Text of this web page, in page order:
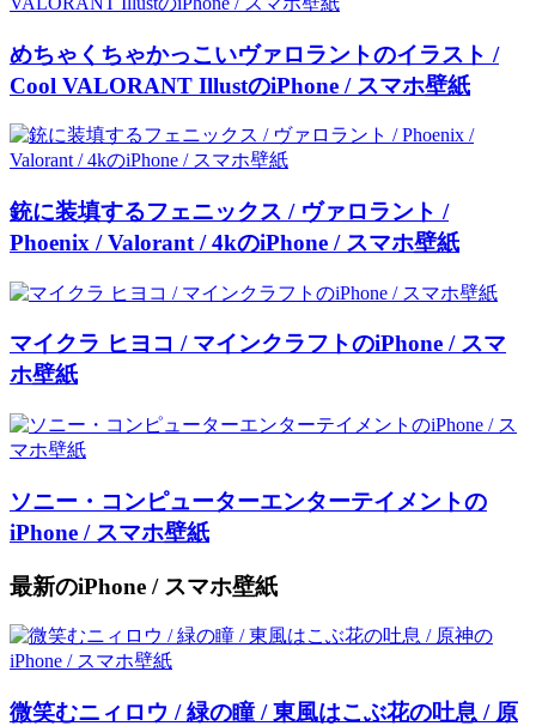
めちゃくちゃかっこいヴァロラントのイラスト /
Cool VALORANT IllustのiPhone / スマホ壁紙
銃に装填するフェニックス / ヴァロラント /
Phoenix / Valorant / 4kのiPhone / スマホ壁紙
マイクラ ヒヨコ / マインクラフトのiPhone / スマ
ホ壁紙
ソニー・コンピューターエンターテイメントの
iPhone / スマホ壁紙
最新のiPhone / スマホ壁紙
微笑むニィロウ / 緑の瞳 / 東風はこぶ花の吐息 / 原